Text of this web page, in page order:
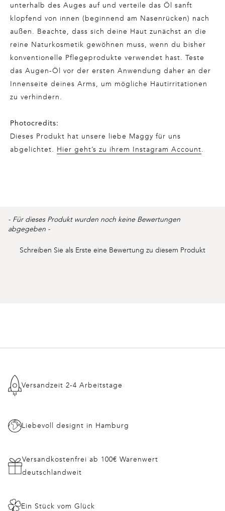
unterhalb des Auges auf und verteile das Öl sanft
klopfend von innen (beginnend am Nasenrücken) nach
außen. Beachte, dass sich deine Haut zunächst an die
reine Naturkosmetik gewöhnen muss, wenn du bisher
konventionelle Pflegeprodukte verwendet hast. Teste
das Augen-Öl vor der ersten Anwendung daher an der
Innenseite deines Arms, um mögliche Hautirritationen
zu verhindern.
Photocredits:
Dieses Produkt hat unsere liebe Maggy für uns
abgelichtet. Hier geht’s zu ihrem Instagram Account.
reviews
- Für dieses Produkt wurden noch keine Bewertungen
abgegeben -
Schreiben Sie als Erste eine Bewertung zu diesem Produkt
New content loaded
Versandzeit 2-4 Arbeitstage
Liebevoll designt in Hamburg
Versandkostenfrei ab 100€ Warenwert
deutschlandweit
Ein Stück vom Glück